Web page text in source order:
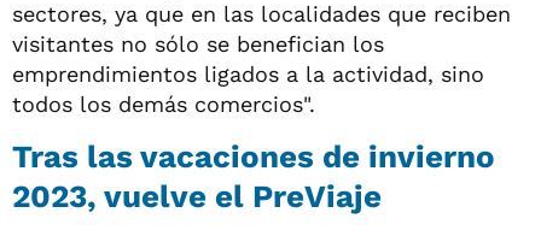
sectores, ya que en las localidades que reciben
visitantes no sólo se benefician los
emprendimientos ligados a la actividad, sino
todos los demás comercios".
Tras las vacaciones de invierno
2023, vuelve el PreViaje